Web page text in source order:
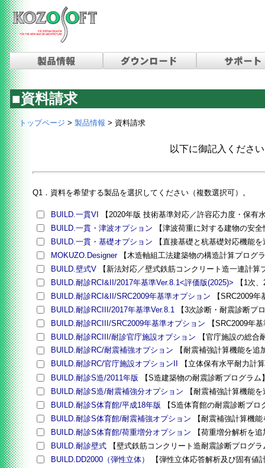
■資料請求
トップページ > 製品情報 > 資料請求
以下に御記入くださ
Q1．資料を希望する製品を選択してください（複数選択可）。
BUILD.一貫VI
【2020年版 技術基準対応／許容応力度・保有
BUILD.一貫・津波オプション
【津波荷重に対する建物の安
BUILD.一貫・基礎オプション
【直接基礎と杭基礎対応機能
MOKUZO.Designer
【木造軸組工法建築物の構造計算プログ
BUILD.壁式V
【新法対応／壁式鉄筋コンクリート造一連計算
BUILD.耐診RCI&II/2017年基準Ver.8.1<評価版(2025)>
【1次
BUILD.耐診RCI&II/SRC2009年基準オプション
【SRC2009
BUILD.耐診RCIII/2017年基準Ver.8.1
【3次診断・耐震診断プ
BUILD.耐診RCIII/SRC2009年基準オプション
【SRC2009年
BUILD.耐診RCIII/耐診官庁施設オプション
【官庁施設の総合
BUILD.耐診RC/耐震補強オプション
【耐震補強計算機能を追
BUILD.耐診RC/官庁施設オプションII
【立体保有水平耐力計
BUILD.耐診S造/2011年版
【S造建築物の耐震診断プログラム
BUILD.耐診S造/耐震補強分オプション
【耐震補強計算機能
BUILD.耐診S体育館/平成18年版
【S造体育館の耐震診断プロ
BUILD.耐診S体育館/耐震補強オプション
【耐震補強計算機
BUILD.耐診S体育館/荷重増分オプション
【荷重増分解析を
BUILD.耐診壁式
【壁式鉄筋コンクリート造耐震診断プログラ
BUILD.DD2000（弾性立体）
【弾性立体応答解析及び固有値